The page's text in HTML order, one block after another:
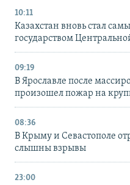
10:11
Казахстан вновь стал
государством
09:19
В Ярославле после
произошел пожар на
08:36
В Крыму и Севастополе
слышны взрывы
23:00